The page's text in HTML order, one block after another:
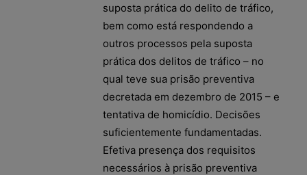
suposta prática do delito de tráfico,
bem como está respondendo a
outros processos pela suposta
prática dos delitos de tráfico – no
qual teve sua prisão preventiva
decretada em dezembro de 2015 – e
tentativa de homicídio. Decisões
suficientemente fundamentadas.
Efetiva presença dos requisitos
necessários à prisão preventiva